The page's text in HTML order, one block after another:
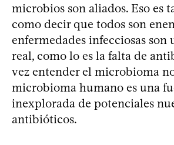
microbios son aliados. Eso es
como decir que todos son
enfermedades infecciosas son
real, como lo es la falta de
vez entender el microbioma
microbioma humano es una
inexplorada de potenciales
antibióticos.